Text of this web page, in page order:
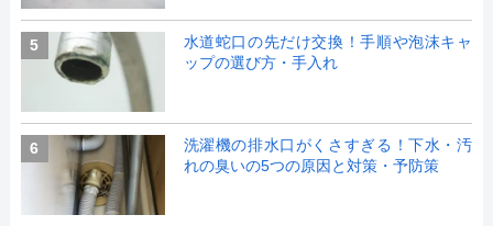
5
水道蛇口の先だけ交換！手順や泡沫キャ
ップの選び方・手入れ
6
洗濯機の排水口がくさすぎる！下水・汚
れの臭いの5つの原因と対策・予防策